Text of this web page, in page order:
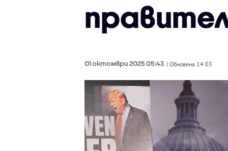
01 октомври 2025 05:43 | Обновена 14:03